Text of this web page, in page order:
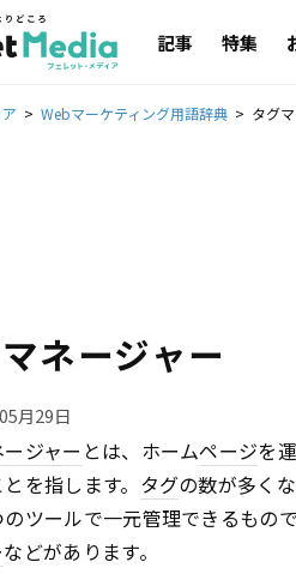
記事 特集
Webマーケティング用語辞典 タグ
ネージャー
月29日
ジャー とは、ホームページを
を指します。 タグの数が多く
ツールで一元管理できるもの
などがあります。